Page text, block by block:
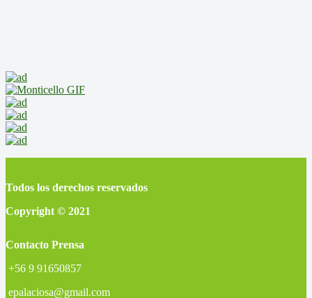
Todos los derechos reservados
Copyright © 2021
Contacto Prensa
+56 9 91650857
epalaciosa@gmail.com